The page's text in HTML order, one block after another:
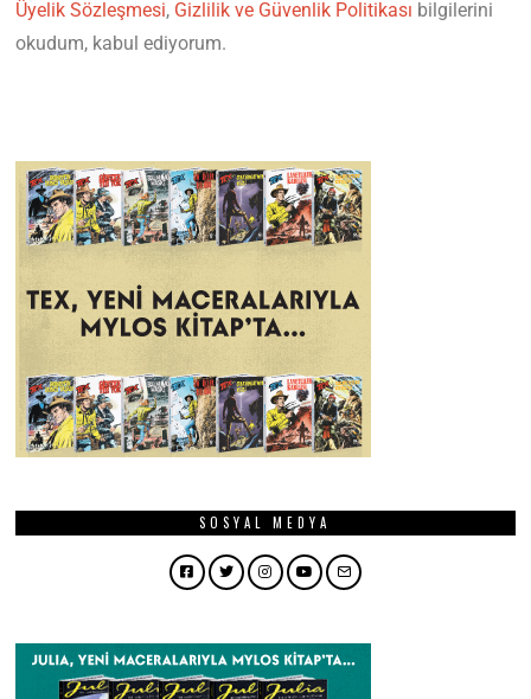
Üyelik Sözleşmesi, Gizlilik ve Güvenlik Politikası bilgilerini
okudum, kabul ediyorum.
SOSYAL MEDYA
Facebook
TwitterInstagram
YouTubeEmail